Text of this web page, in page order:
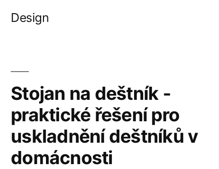
Design
Stojan na deštník -
praktické řešení pro
uskladnění deštníků v
domácnosti